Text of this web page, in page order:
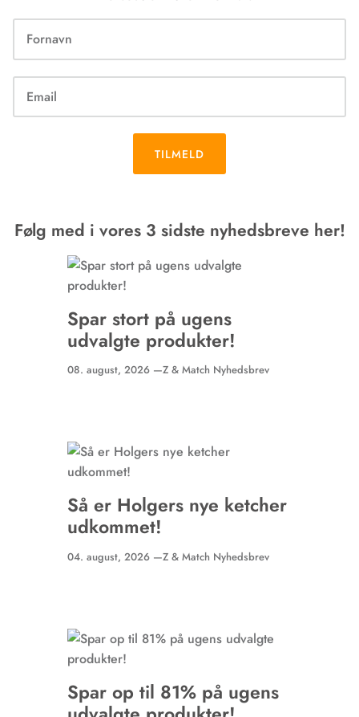
TILMELD
Følg med i vores 3 sidste nyhedsbreve her!
Spar stort på ugens
udvalgte produkter!
08. august, 2026 —Z & Match Nyhedsbrev
Så er Holgers nye ketcher
udkommet!
04. august, 2026 —Z & Match Nyhedsbrev
Spar op til 81% på ugens